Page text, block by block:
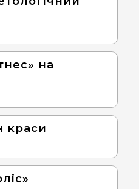
на
краси